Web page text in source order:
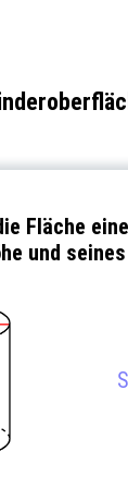
Fläche
und